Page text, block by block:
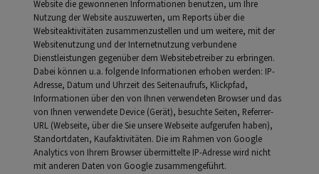
Website die gewonnenen Informationen benutzen, um Ihre
Nutzung der Website auszuwerten, um Reports über die
Websiteaktivitäten zusammenzustellen und um weitere, mit der
Websitenutzung und der Internetnutzung verbundene
Dienstleistungen gegenüber dem Websitebetreiber zu erbringen.
Dabei können u.a. folgende Informationen erhoben werden: IP-
Adresse, Datum und Uhrzeit des Seitenaufrufs, Klickpfad,
Informationen über den von Ihnen verwendeten Browser und das
von Ihnen verwendete Device (Gerät), besuchte Seiten, Referrer-
URL (Webseite, über die Sie unsere Webseite aufgerufen haben),
Standortdaten, Kaufaktivitäten. Die im Rahmen von Google
Analytics von Ihrem Browser übermittelte IP-Adresse wird nicht
mit anderen Daten von Google zusammengeführt.